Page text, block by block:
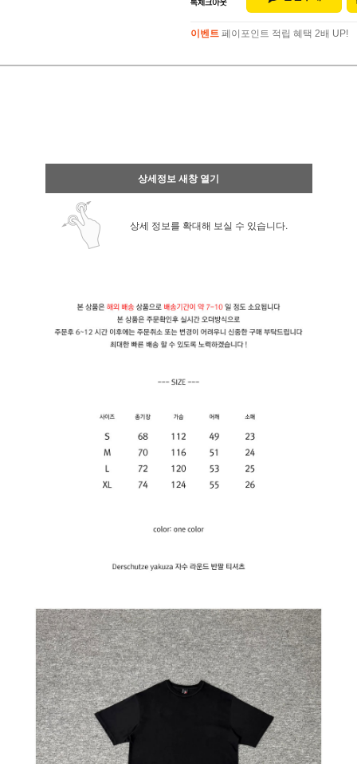
이벤트 페이포인트 적립 혜택 2배 UP!
상세정보 새창 열기
상세 정보를 확대해 보실 수 있습니다.